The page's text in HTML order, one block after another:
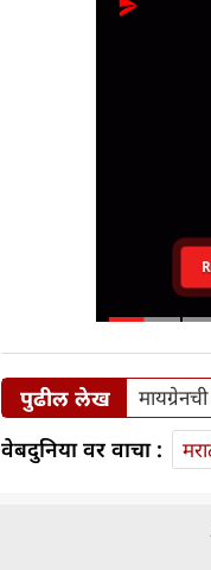
पुढील लेख
वेबदुनिया वर वाचा :